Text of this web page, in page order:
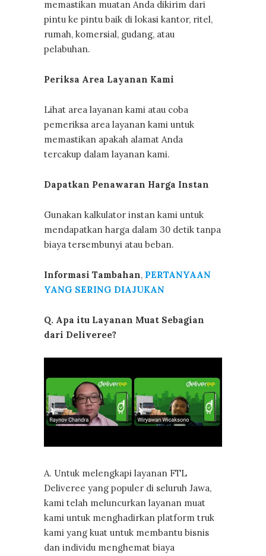
memastikan muatan Anda dikirim dari
pintu ke pintu baik di lokasi kantor, ritel,
rumah, komersial, gudang, atau
pelabuhan.
Periksa Area Layanan Kami
Lihat area layanan kami atau coba
pemeriksa area layanan kami untuk
memastikan apakah alamat Anda
tercakup dalam layanan kami.
Dapatkan Penawaran Harga Instan
Gunakan kalkulator instan kami untuk
mendapatkan harga dalam 30 detik tanpa
biaya tersembunyi atau beban.
Informasi Tambahan, PERTANYAAN
YANG SERING DIAJUKAN
Q. Apa itu Layanan Muat Sebagian
dari Deliveree?
A. Untuk melengkapi layanan FTL
Deliveree yang populer di seluruh Jawa,
kami telah meluncurkan layanan muat
kami untuk menghadirkan platform truk
kami yang kuat untuk membantu bisnis
dan individu menghemat biaya